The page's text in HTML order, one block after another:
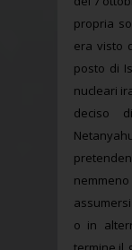
propria
era visto
posto di
nucleari
deciso
o in